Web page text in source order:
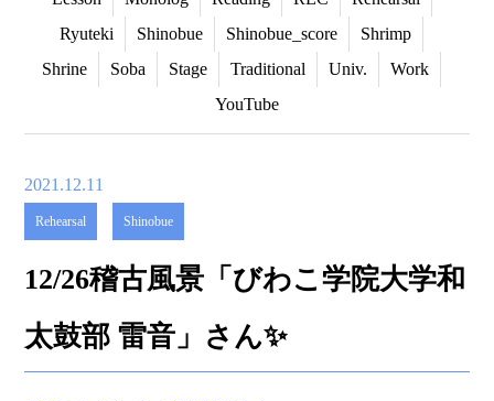
Ryuteki
Shinobue Shinobue_score
Shrimp
Shrine
Soba Stage Traditional Univ.
Work
YouTube
2021.12.11
Rehearsal Shinobue
12/26稽古風景「びわこ学院大学和
太鼓部 雷音」さん✨